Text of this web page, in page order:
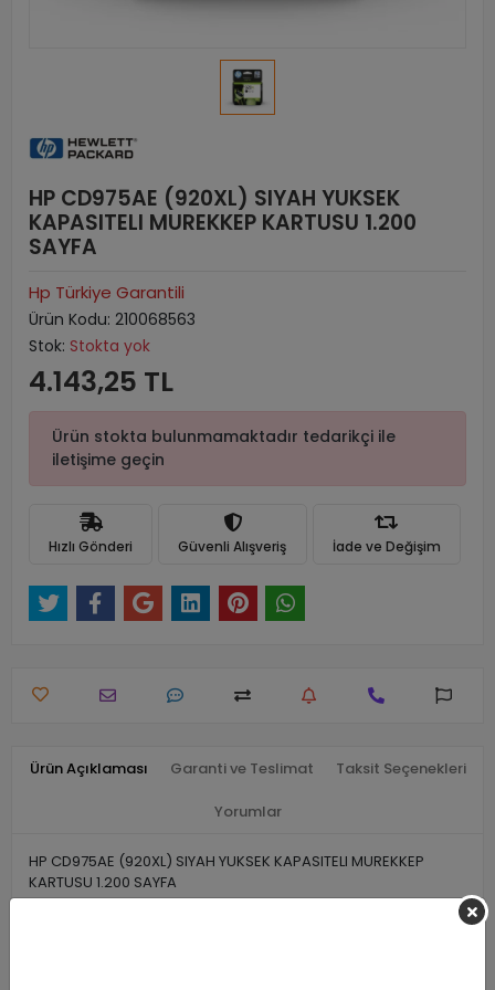
HP CD975AE (920XL) SIYAH YUKSEK
KAPASITELI MUREKKEP KARTUSU 1.200
SAYFA
Hp Türkiye Garantili
Ürün Kodu: 210068563
Stok: Stokta yok
4.143,25 TL
Ürün stokta bulunmamaktadır tedarikçi ile
iletişime geçin
Hızlı Gönderi Güvenli Alışveriş İade ve Değişim
Ürün Açıklaması Garanti ve Teslimat Taksit Seçenekleri
Yorumlar
HP CD975AE (920XL) SIYAH YUKSEK KAPASITELI MUREKKEP
KARTUSU 1.200 SAYFA